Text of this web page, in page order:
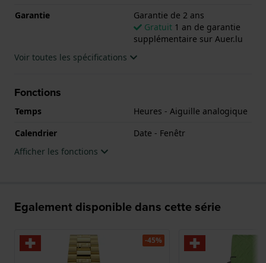
Garantie
Garantie de 2 ans
Gratuit 1 an de garantie
supplémentaire sur Auer.lu
Voir toutes les spécifications
Fonctions
Temps
Heures - Aiguille analogique
Calendrier
Date - Fenêtr
Afficher les fonctions
Egalement disponible dans cette série
-45%